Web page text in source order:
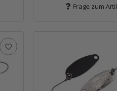
Frage zum